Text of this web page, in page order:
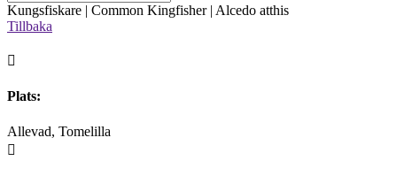
Kungsfiskare | Common Kingfisher | Alcedo atthis
Tillbaka

Plats:
Allevad, Tomelilla
